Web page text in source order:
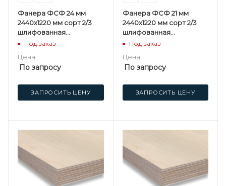
Фанера ФСФ 24 мм
2440х1220 мм сорт 2/3
шлифованная
березовая
Под заказ
Цена:
По запросу
ЗАПРОСИТЬ ЦЕНУ
Фанера ФСФ 21 мм
2440х1220 мм сорт 2/3
шлифованная
березовая
Под заказ
Цена:
По запросу
ЗАПРОСИТЬ ЦЕНУ